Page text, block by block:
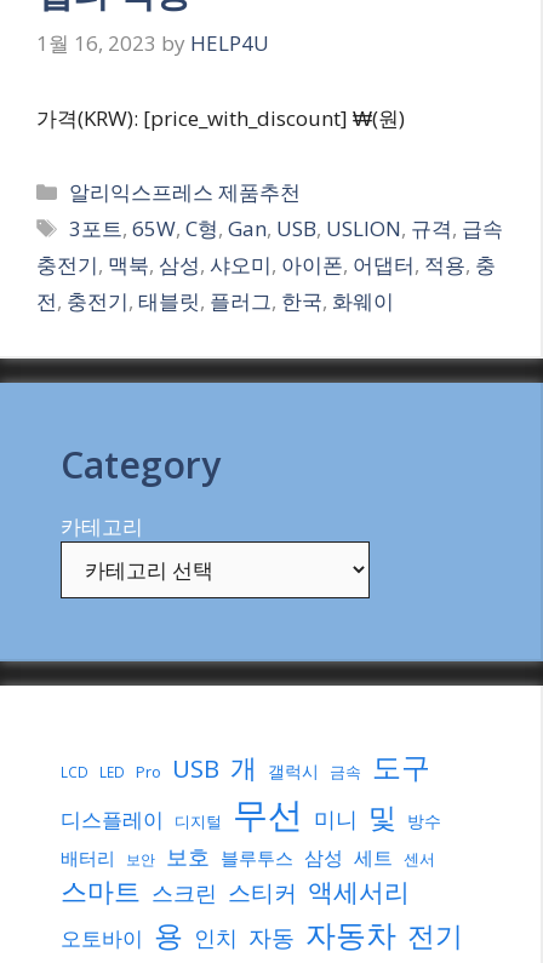
1월 16, 2023 by HELP4U
가격(KRW): [price_with_discount] ₩(원)
Categories
알리익스프레스 제품추천
Tags
3포트,65W,C형,Gan, USB, USLION, 규격, 급속
충전기, 맥북, 삼성, 샤오미, 아이폰, 어댑터, 적용, 충
전, 충전기, 태블릿, 플러그, 한국, 화웨이
Category
카테고리
LCD LED Pro USB 개 갤럭시 금속 도구
디스플레이 디지털 무선 미니 및 방수
배터리 보안 보호 블루투스 삼성 세트 센서
스마트 스크린 스티커 액세서리
오토바이 용 인치 자동 자동차 전기